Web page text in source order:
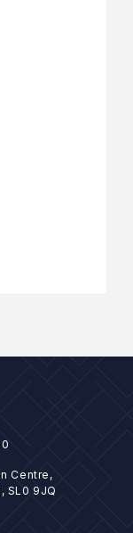
Centre,
SL0 9JQ